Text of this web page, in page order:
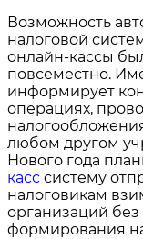
Возможность
налоговой
онлайн-кассы
повсеместно.
информирует
операциях,
любом другом
Нового года
касс систему
налоговикам
организаций без
формирования